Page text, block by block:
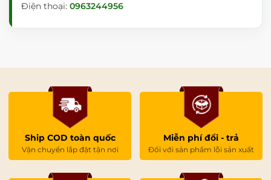
Giang, Hưng Yên.
📞Điện thoại:0983 289 958
TP. HCM.
Điện thoại:
📍Đà Nẵng:
Địa chỉ:110 Trịnh Đình Thảo, P. Cẩm Lệ, TP. Đà
Nẵng.
Điện thoại: 0963244956
Ship COD toàn quốc
Vận chuyển lắp đặt tận nơi
Miễn phí đổi - trả
Đối với sản phẩm lỗi sản xuất